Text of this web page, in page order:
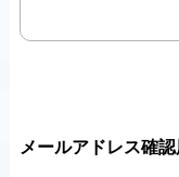
メールアドレス確認